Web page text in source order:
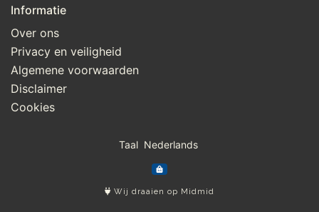
Informatie
Over ons
Privacy en veiligheid
Algemene voorwaarden
Disclaimer
Cookies
Taal
Wij draaien op Midmid